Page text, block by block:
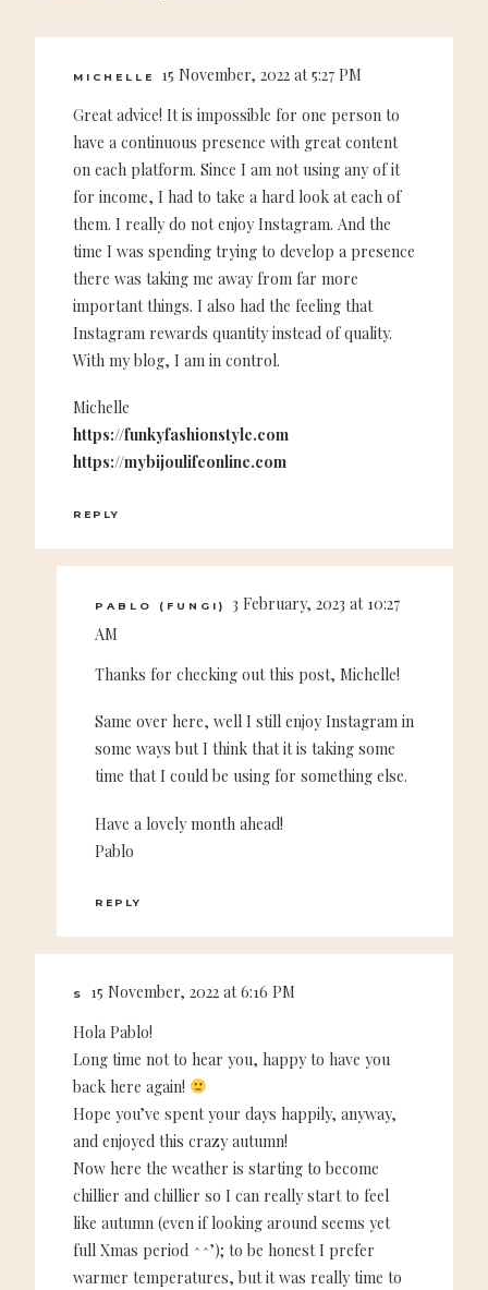
MICHELLE
15 November, 2022 at 5:27 PM
Great advice! It is impossible for one person to
have a continuous presence with great content
on each platform. Since I am not using any of it
for income, I had to take a hard look at each of
them. I really do not enjoy Instagram. And the
time I was spending trying to develop a presence
there was taking me away from far more
important things. I also had the feeling that
Instagram rewards quantity instead of quality.
With my blog, I am in control.
Michelle
https://funkyfashionstyle.com
https://mybijoulifeonline.com
REPLY
PABLO (FUNGI)
3 February, 2023 at 10:27
AM
Thanks for checking out this post, Michelle!
Same over here, well I still enjoy Instagram in
some ways but I think that it is taking some
time that I could be using for something else.
Have a lovely month ahead!
Pablo
REPLY
S
15 November, 2022 at 6:16 PM
Hola Pablo!
Long time not to hear you, happy to have you
back here again!
Hope you’ve spent your days happily, anyway,
and enjoyed this crazy autumn!
Now here the weather is starting to become
chillier and chillier so I can really start to feel
like autumn (even if looking around seems yet
full Xmas period ^^’); to be honest I prefer
warmer temperatures, but it was really time to